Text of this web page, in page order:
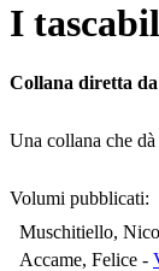
I
Collana diretta
Una collana che
Volumi pubblicati:
Muschitiello,
Accame, Felice -